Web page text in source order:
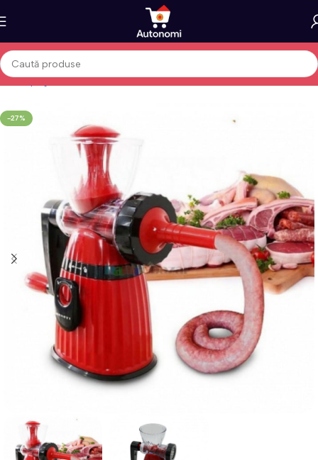
Prima pagină Casă
-27%